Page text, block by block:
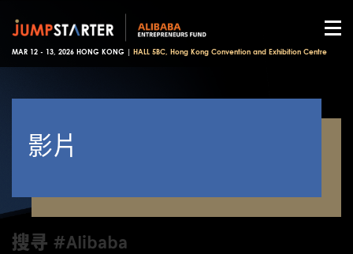
MAR 12 - 13, 2026 HONG KONG | HALL 5BC, Hong Kong Convention and Exhibition Centre
影片
搜寻 #Alibaba